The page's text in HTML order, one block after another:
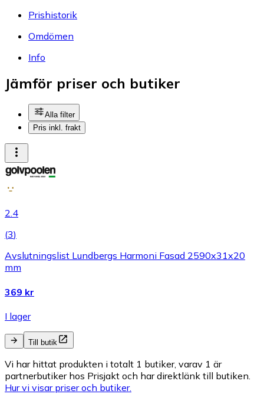
Prishistorik
Omdömen
Info
Jämför priser och butiker
Alla filter
Pris inkl. frakt
2.4
(3)
Avslutningslist Lundbergs Harmoni Fasad 2590x31x20
mm
369 kr
I lager
Till butik
Vi har hittat produkten i totalt 1 butiker, varav 1 är
partnerbutiker hos Prisjakt och har direktlänk till butiken.
Hur vi visar priser och butiker.